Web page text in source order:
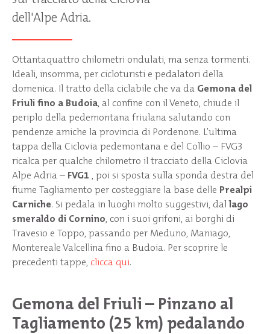
dell'Alpe Adria.
Ottantaquattro chilometri ondulati, ma senza tormenti.
Ideali, insomma, per cicloturisti e pedalatori della
domenica. Il tratto della ciclabile che va da Gemona del
Friuli fino a Budoia, al confine con il Veneto, chiude il
periplo della pedemontana friulana salutando con
pendenze amiche la provincia di Pordenone. L’ultima
tappa della Ciclovia pedemontana e del Collio – FVG3
ricalca per qualche chilometro il tracciato della Ciclovia
Alpe Adria – FVG1 , poi si sposta sulla sponda destra del
fiume Tagliamento per costeggiare la base delle Prealpi
Carniche. Si pedala in luoghi molto suggestivi, dallago
smeraldo di Cornino, con i suoi grifoni, ai borghi di
Travesio e Toppo, passando per Meduno, Maniago,
Montereale Valcellina fino a Budoia. Per scoprire le
precedenti tappe, clicca qui.
Gemona del Friuli – Pinzano al
Tagliamento (25 km) pedalando